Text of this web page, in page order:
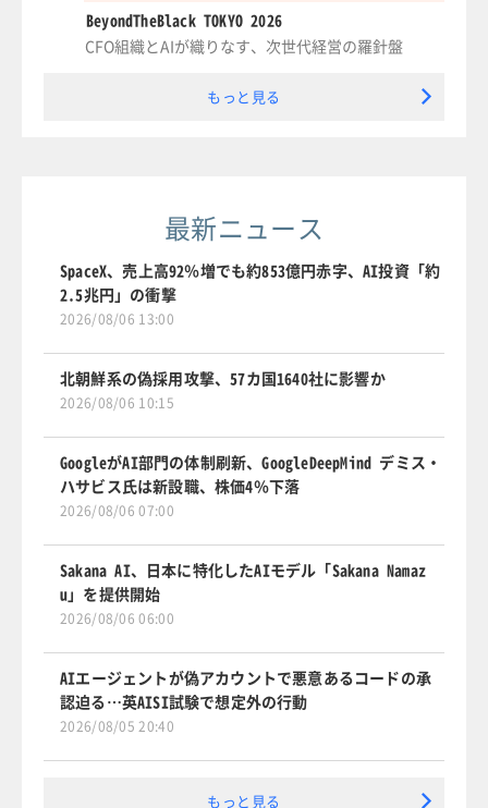
BeyondTheBlack TOKYO 2026
CFO組織とAIが織りなす、次世代経営の羅針盤
もっと見る
最新ニュース
SpaceX、売上高92％増でも約853億円赤字、AI投資「約
2.5兆円」の衝撃
2026/08/06 13:00
北朝鮮系の偽採用攻撃、57カ国1640社に影響か
2026/08/06 10:15
GoogleがAI部門の体制刷新、GoogleDeepMind デミス・
ハサビス氏は新設職、株価4％下落
2026/08/06 07:00
Sakana AI、日本に特化したAIモデル「Sakana Namaz
u」を提供開始
2026/08/06 06:00
AIエージェントが偽アカウントで悪意あるコードの承
認迫る…英AISI試験で想定外の行動
2026/08/05 20:40
もっと見る